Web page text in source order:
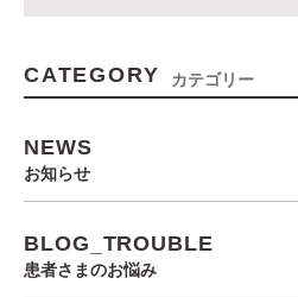
CATEGORY カテゴリー
NEWS
お知らせ
BLOG_TROUBLE
患者さまのお悩み